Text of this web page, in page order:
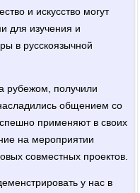
и искусство могут
для изучения и
в русскоязычной
рубежом, получили
общением со
применяют в своих
на мероприятии
совместных проектов.
у нас в